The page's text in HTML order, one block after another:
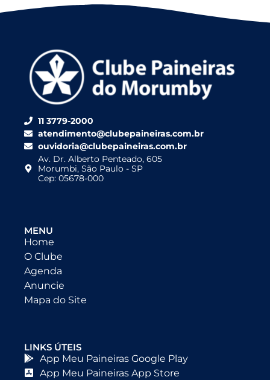
11 3779-2000
atendimento@clubepaineiras.com.br
ouvidoria@clubepaineiras.com.br
Av. Dr. Alberto Penteado, 605
Morumbi, São Paulo - SP
Cep: 05678-000
MENU
Home
O Clube
Agenda
Anuncie
Mapa do Site
LINKS ÚTEIS
App Meu Paineiras Google Play
App Meu Paineiras App Store